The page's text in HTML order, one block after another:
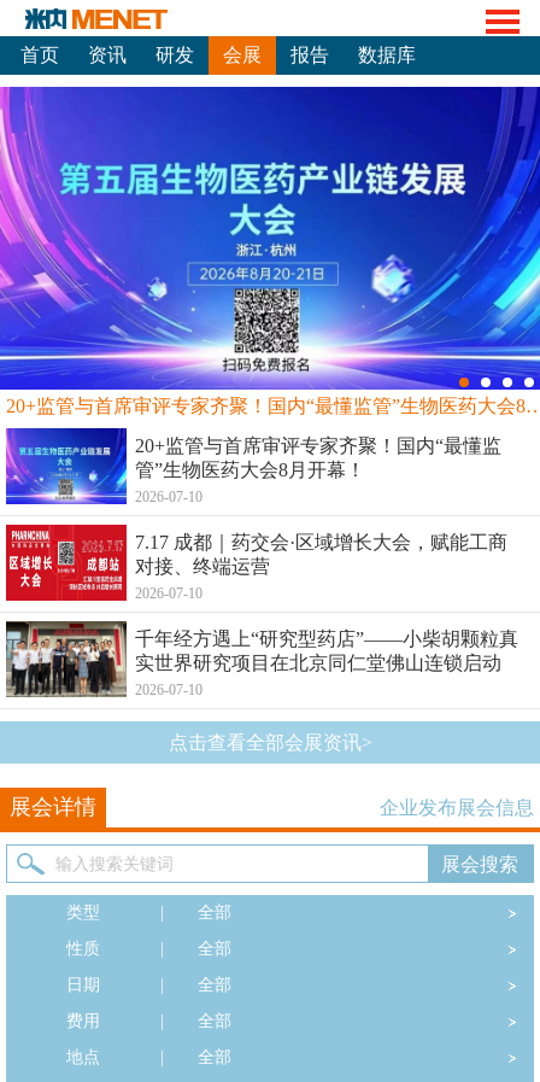
首页 资讯 研发 会展 报告 数据库
20+监管与首席审评专家齐聚！国内“最
20+监管与首席审评专家齐聚！国内“最懂监
管”生物医药大会8月开幕！
2026-07-10
7.17 成都｜药交会·区域增长大会，赋能工商
对接、终端运营
2026-07-10
千年经方遇上“研究型药店”——小柴胡颗粒真
实世界研究项目在北京同仁堂佛山连锁启动
2026-07-10
点击查看全部会展资讯>
展会详情 企业发布展会信息
类型
全部
性质
全部
日期
全部
费用
全部
地点
全部